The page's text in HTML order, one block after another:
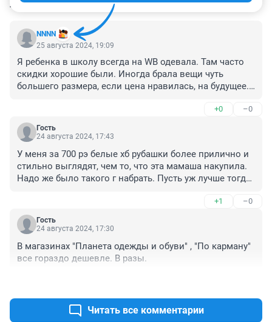
КОММЕНТАРИИ 40
NNNN
25 августа 2024, 19:09
Я ребенка в школу всегда на WB одевала. Там часто
скидки хорошие были. Иногда брала вещи чуть
большего размера, если цена нравилась, на будущее.
+0 –0
Гость
24 августа 2024, 17:43
У меня за 700 рэ белые хб рубашки более прилично и
стильно выглядят, чем то, что эта мамаша накупила.
Надо же было такого г набрать. Пусть уж лучше тогда
понты и безвкусие оправдать. И слово "распродажа"
ей видимо незнакомо. Нашли, кого спрашивать.
+1 –0
Гость
24 августа 2024, 17:30
В магазинах "Планета одежды и обуви" , "По карману"
все гораздо дешевле. В разы.
Читать все комментарии